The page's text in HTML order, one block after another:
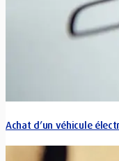
Achat d’un véhicule